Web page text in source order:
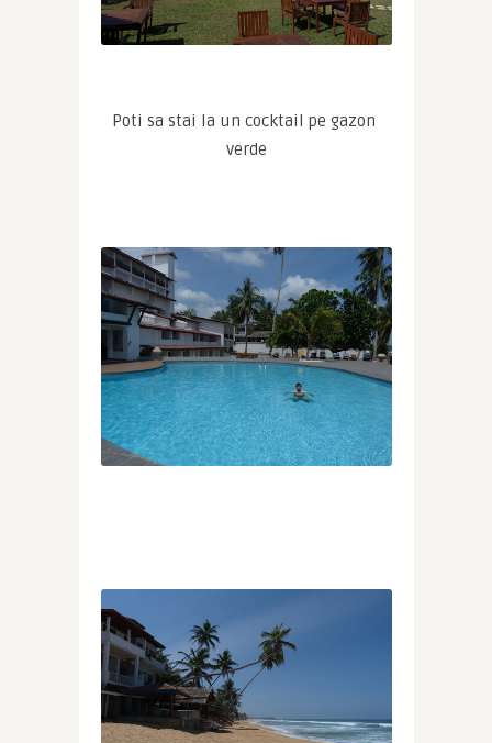
Poti sa stai la un cocktail pe gazon
verde